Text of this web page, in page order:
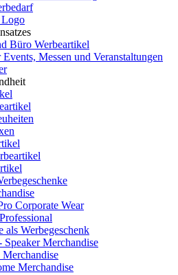
Büro Werbeartikel
Messen und Veranstaltungen
Corporate Wear
als Werbegeschenk
Speaker Merchandise
Merchandise